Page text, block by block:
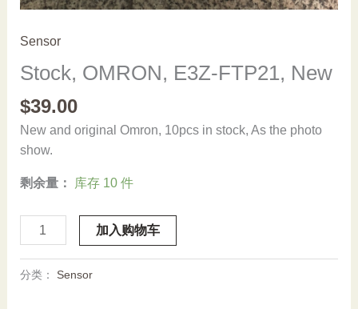
Sensor
Stock, OMRON, E3Z-FTP21, New
$39.00
New and original Omron, 10pcs in stock, As the photo
show.
剩余量： 库存 10 件
Stock,
OMRON,
FTP21,
加入购物车
分类： Sensor